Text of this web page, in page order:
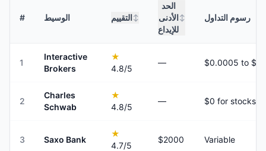
# الوسيط التقييم ↕
الحد
الأدنى
للإيداع
↕ رسوم التداول
1
Interactive
Brokers
★
4.8/5
—
2
Charles
Schwab
★
4.8/5
— $0 for stocks
3 Saxo Bank
★
4.7/5
$2000 Variable